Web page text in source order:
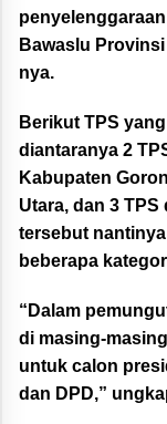
Bawaslu
nya.
Berikut TPS
diantaranya 2
Kabupaten
Utara, dan 3
tersebut
beberapa
“Dalam
di masing-
untuk calon
dan DPD,”